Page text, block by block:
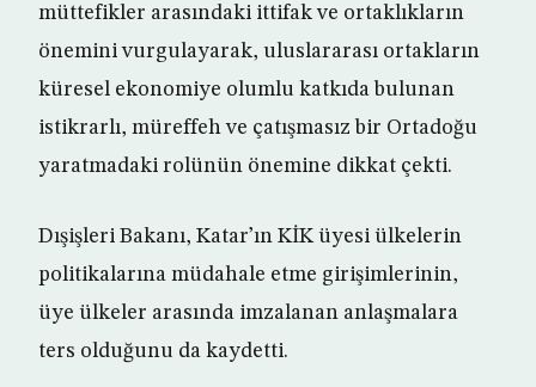
müttefikler arasındaki ittifak ve ortaklıkların
önemini vurgulayarak, uluslararası ortakların
küresel ekonomiye olumlu katkıda bulunan
istikrarlı, müreffeh ve çatışmasız bir Ortadoğu
yaratmadaki rolünün önemine dikkat çekti.
Dışişleri Bakanı, Katar’ın KİK üyesi ülkelerin
politikalarına müdahale etme girişimlerinin,
üye ülkeler arasında imzalanan anlaşmalara
ters olduğunu da kaydetti.